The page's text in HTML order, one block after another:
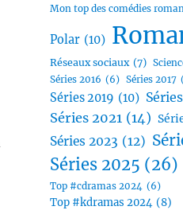
Mon top des comédies
Polar (10)
Réseaux sociaux (7)
Séries 2016 (6) Séries 2017
Séries 2019 (10)
Séries 2021 (14)
Séries 2023 (12)
Séries 2025 (26)
Top #cdramas 2024 (6)
Top #kdramas 2024 (8)